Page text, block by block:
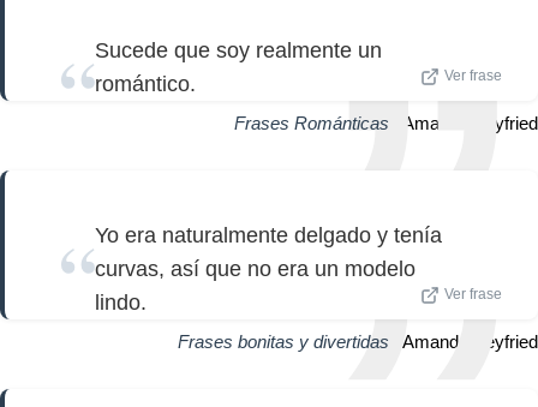
Sucede que soy realmente un
romántico.
Ver frase
Frases Románticas | Amanda Seyfried
Yo era naturalmente delgado y tenía
curvas, así que no era un modelo
lindo.
Ver frase
Frases bonitas y divertidas | Amanda Seyfried